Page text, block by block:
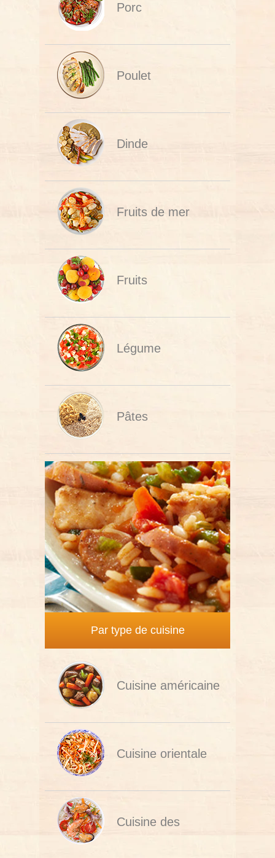
Porc
Poulet
Dinde
Fruits de mer
Fruits
Légume
Pâtes
Par type de cuisine
Cuisine américaine
Cuisine orientale
Cuisine des